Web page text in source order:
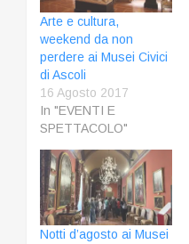
Arte e cultura,
weekend da non
perdere ai Musei Civici
di Ascoli
16 Agosto 2017
In "EVENTI E
SPETTACOLO"
Notti d’agosto ai Musei